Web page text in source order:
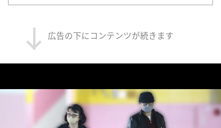
広告の下にコンテンツが続きます